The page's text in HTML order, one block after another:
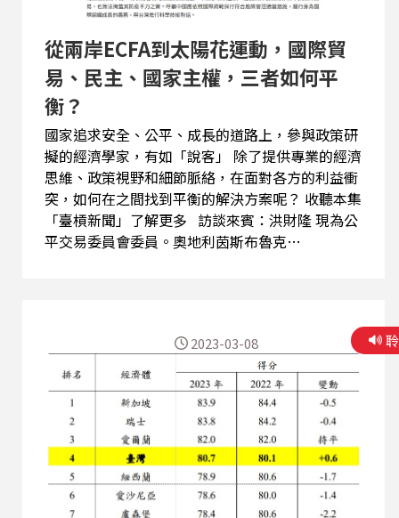
從兩岸ECFA到太陽花運動，國際貿
易、民主、國家主權，三者如何平
衡？
國家追求安全、公平、成長的道路上，參與政策研
擬的經濟學家，有如「說客」 除了提供專業的經濟
思維、政策視野和細節脈絡，在面對各方的利益衝
突，如何在之間找到平衡的解決方案呢？ 收聽本集
「臺槓新聞」了解更多 訪談來賓：洪財隆 現為公
平交易委員會委員。奧地利茵斯布魯克
國事務部主任、政策委員會副執行長、清華大學人
社所「中國研究學程」兼任助理教授等職。著有
【邊緣戰略：台灣和區域經濟整合的虛與實】一
書。
2023-03-08